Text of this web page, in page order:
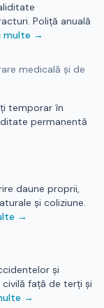
Poliță anuală
multe →
medicală și de
temporar în
permanentă
daune proprii,
și coliziune.
→
și
față de terți și
→